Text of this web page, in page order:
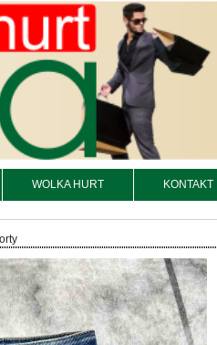
WOLKA HURT KONTAKT